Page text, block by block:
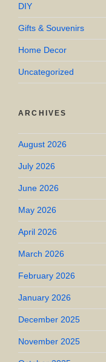
DIY
Gifts & Souvenirs
Home Decor
Uncategorized
ARCHIVES
August 2026
July 2026
June 2026
May 2026
April 2026
March 2026
February 2026
January 2026
December 2025
November 2025